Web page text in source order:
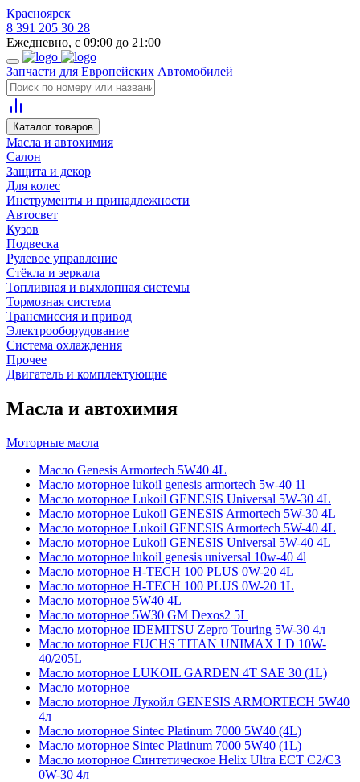
Красноярск
8 391 205 30 28
Ежедневно, с 09:00 до 21:00
Запчасти для Европейских Автомобилей
Каталог товаров
Масла и автохимия
Салон
Защита и декор
Для колес
Инструменты и принадлежности
Автосвет
Кузов
Подвеска
Рулевое управление
Стёкла и зеркала
Топливная и выхлопная системы
Тормозная система
Трансмиссия и привод
Электрооборудование
Система охлаждения
Прочее
Двигатель и комплектующие
Масла и автохимия
Моторные масла
Масло Genesis Armortech 5W40 4L
Масло моторное lukoil genesis armortech 5w-40 1l
Масло моторное Lukoil GENESIS Universal 5W-30 4L
Масло моторное Lukoil GENESIS Armortech 5W-30 4L
Масло моторное Lukoil GENESIS Armortech 5W-40 4L
Масло моторное Lukoil GENESIS Universal 5W-40 4L
Масло моторное lukoil genesis universal 10w-40 4l
Масло моторное H-TECH 100 PLUS 0W-20 4L
Масло моторное H-TECH 100 PLUS 0W-20 1L
Масло моторное 5W40 4L
Масло моторное 5W30 GM Dexos2 5L
Масло моторное IDEMITSU Zepro Touring 5W-30 4л
Масло моторное FUCHS TITAN UNIMAX LD 10W-
40/205L
Масло моторное LUKOIL GARDEN 4Т SAE 30 (1L)
Масло моторное
Масло моторное Лукойл GENESIS ARMORTECH 5W40
4л
Масло моторное Sintec Platinum 7000 5W40 (4L)
Масло моторное Sintec Platinum 7000 5W40 (1L)
Масло моторное Синтетическое Helix Ultra ECT C2/C3
0W-30 4л